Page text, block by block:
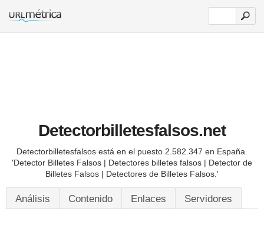
Detectorbilletesfalsos.net
Detectorbilletesfalsos está en el puesto 2.582.347 en España.
'Detector Billetes Falsos | Detectores billetes falsos | Detector de
Billetes Falsos | Detectores de Billetes Falsos.'
Análisis Contenido Enlaces Servidores